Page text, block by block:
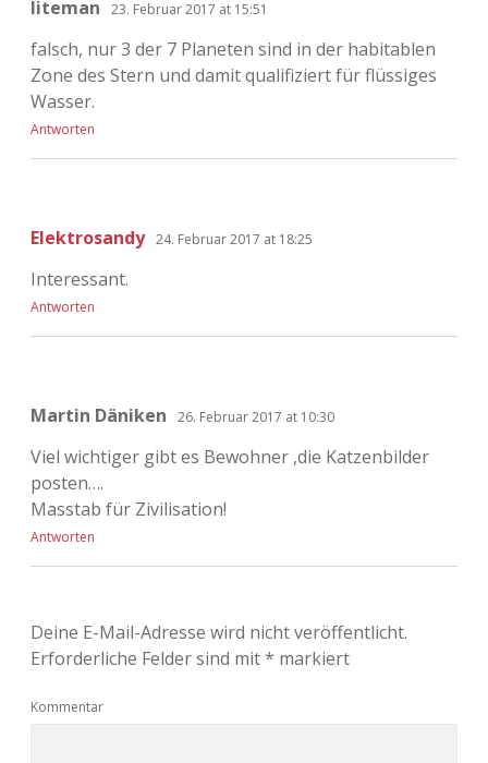
liteman 23. Februar 2017 at 15:51
falsch, nur 3 der 7 Planeten sind in der habitablen
Zone des Stern und damit qualifiziert für flüssiges
Wasser.
Antworten
Elektrosandy 24. Februar 2017 at 18:25
Interessant.
Antworten
Martin Däniken 26. Februar 2017 at 10:30
Viel wichtiger gibt es Bewohner ,die Katzenbilder
posten….
Masstab für Zivilisation!
Antworten
Deine E-Mail-Adresse wird nicht veröffentlicht.
Erforderliche Felder sind mit* markiert
Kommentar